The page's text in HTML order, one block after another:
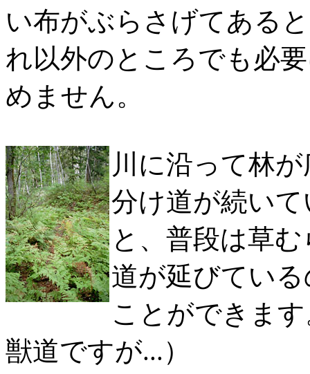
い布がぶらさげてある
れ以外のところでも必
めません。
川に沿って林
分け道が続い
と、普段は草
道が延びてい
ことができま
獣道ですが...）